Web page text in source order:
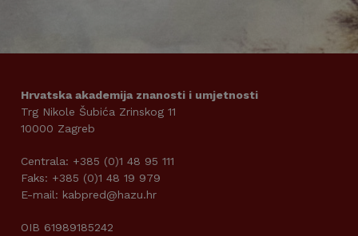
Hrvatska akademija znanosti i umjetnosti
Trg Nikole Šubića Zrinskog 11
10000 Zagreb
Centrala: +385 (0)1 48 95 111
Faks: +385 (0)1 48 19 979
E-mail: kabpred@hazu.hr
OIB 61989185242